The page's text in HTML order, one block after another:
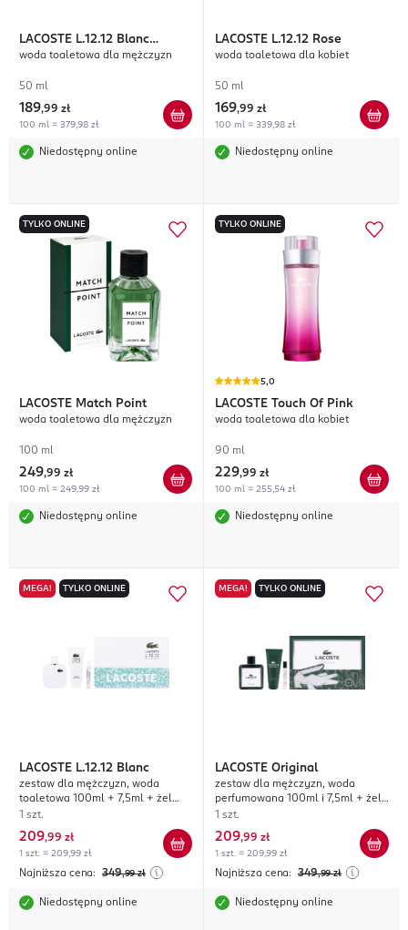
LACOSTE L.12.12 Blanc
Intense
woda toaletowa dla mężczyzn
50 ml
189,99 zł
100 ml = 379,98 zł
Niedostępny online
LACOSTE L.12.12 Rose
woda toaletowa dla kobiet
50 ml
169,99 zł
100 ml = 339,98 zł
Niedostępny online
TYLKO ONLINE
LACOSTE Match Point
woda toaletowa dla mężczyzn
100 ml
249,99 zł
100 ml = 249,99 zł
Niedostępny online
TYLKO ONLINE
5,0
LACOSTE Touch Of Pink
woda toaletowa dla kobiet
90 ml
229,99 zł
100 ml = 255,54 zł
Niedostępny online
MEGA! TYLKO ONLINE
LACOSTE L.12.12 Blanc
zestaw dla mężczyzn, woda
toaletowa 100ml + 7,5ml + żel
pod prysznic 100ml
1 szt.
209,99 zł
1 szt. = 209,99 zł
Najniższa cena: 349,99 zł
Niedostępny online
MEGA! TYLKO ONLINE
LACOSTE Original
zestaw dla mężczyzn, woda
perfumowana 100ml i 7,5ml + żel
pod prysznic 100ml
1 szt.
209,99 zł
1 szt. = 209,99 zł
Najniższa cena: 349,99 zł
Niedostępny online